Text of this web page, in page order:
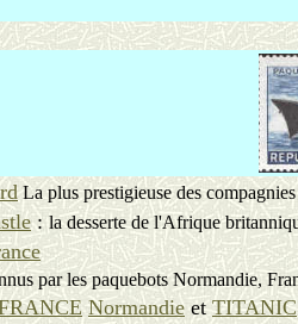
La plus prestigieuse des compagnies
:la desserte de l'Afrique
par les paquebots Normandie,
Normandie et TITANIC